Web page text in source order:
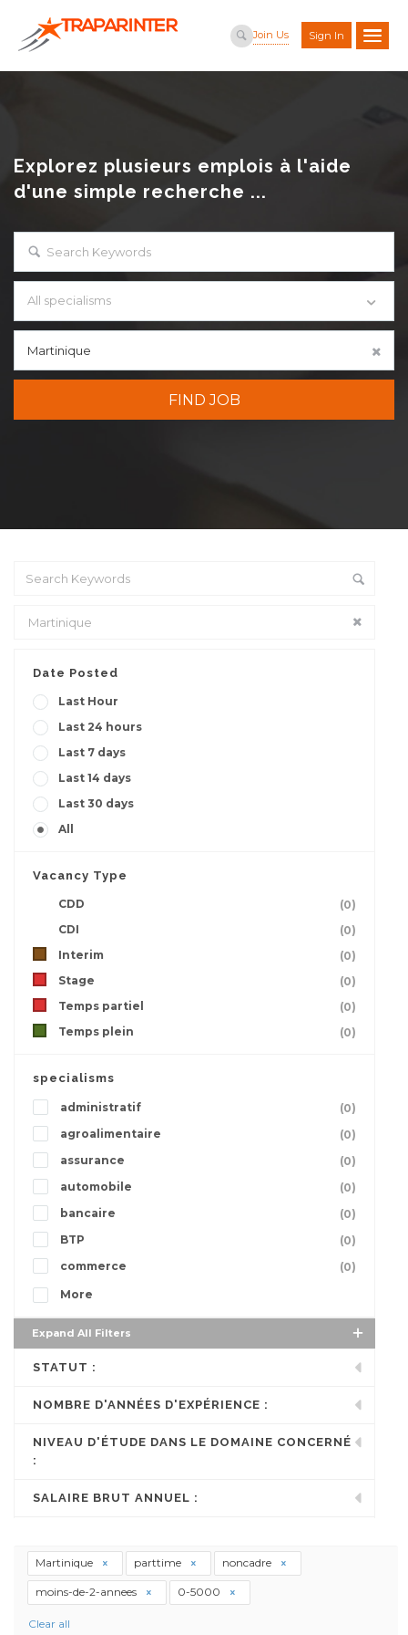
Join Us Sign In
Explorez plusieurs emplois à l'aide
d'une simple recherche ...
All specialisms
Date Posted
Last Hour
Last 24 hours
Last 7 days
Last 14 days
Last 30 days
All
Vacancy Type
CDD
(0)
CDI
(0)
Interim
(0)
Stage
(0)
Temps partiel
(0)
Temps plein
(0)
specialisms
administratif
(0)
agroalimentaire
(0)
assurance
(0)
automobile
(0)
bancaire
(0)
BTP
(0)
commerce
(0)
More
Expand All Filters
STATUT :
NOMBRE D'ANNÉES D'EXPÉRIENCE :
NIVEAU D'ÉTUDE DANS LE DOMAINE CONCERNÉ
:
SALAIRE BRUT ANNUEL :
Martinique parttime noncadre
moins-de-2-annees 0-5000
Clear all